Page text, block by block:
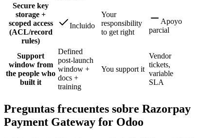
Secure key
storage +
scoped access
(ACL/record
rules)
Incluido
Your
responsibility
to get right
Apoyo
parcial
Support
window from
the people who
built it
Defined
post-launch
window +
docs +
training
You support it
Vendor
tickets,
variable
SLA
Preguntas frecuentes sobre Razorpay
Payment Gateway for Odoo